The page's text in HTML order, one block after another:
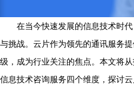
在当今快速发展的信息技术时
与挑战。云片作为领先的通讯服务
级，成为行业关注的焦点。本文将
信息技术咨询服务四个维度，探讨